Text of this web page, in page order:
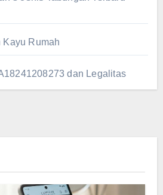
Kayu Rumah
dan Legalitas